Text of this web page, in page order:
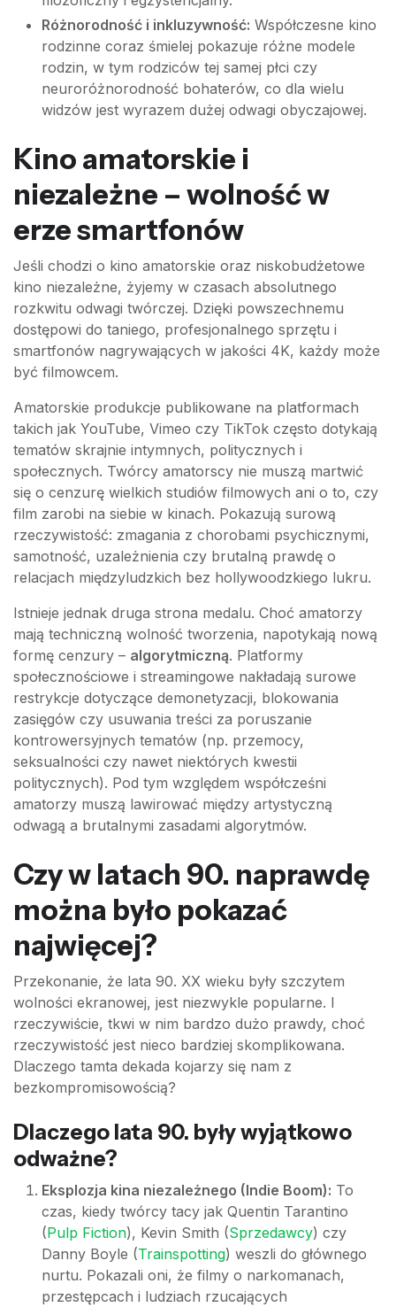
Różnorodność i inkluzywność: Współczesne kino
rodzinne coraz śmielej pokazuje różne modele
rodzin, w tym rodziców tej samej płci czy
neuroróżnorodność bohaterów, co dla wielu
widzów jest wyrazem dużej odwagi obyczajowej.
Kino amatorskie i
niezależne – wolność w
erze smartfonów
Jeśli chodzi o kino amatorskie oraz niskobudżetowe
kino niezależne, żyjemy w czasach absolutnego
rozkwitu odwagi twórczej. Dzięki powszechnemu
dostępowi do taniego, profesjonalnego sprzętu i
smartfonów nagrywających w jakości 4K, każdy może
być filmowcem.
Amatorskie produkcje publikowane na platformach
takich jak YouTube, Vimeo czy TikTok często dotykają
tematów skrajnie intymnych, politycznych i
społecznych. Twórcy amatorscy nie muszą martwić
się o cenzurę wielkich studiów filmowych ani o to, czy
film zarobi na siebie w kinach. Pokazują surową
rzeczywistość: zmagania z chorobami psychicznymi,
samotność, uzależnienia czy brutalną prawdę o
relacjach międzyludzkich bez hollywoodzkiego lukru.
Istnieje jednak druga strona medalu. Choć amatorzy
mają techniczną wolność tworzenia, napotykają nową
formę cenzury – algorytmiczną. Platformy
społecznościowe i streamingowe nakładają surowe
restrykcje dotyczące demonetyzacji, blokowania
zasięgów czy usuwania treści za poruszanie
kontrowersyjnych tematów (np. przemocy,
seksualności czy nawet niektórych kwestii
politycznych). Pod tym względem współcześni
amatorzy muszą lawirować między artystyczną
odwagą a brutalnymi zasadami algorytmów.
Czy w latach 90. naprawdę
można było pokazać
najwięcej?
Przekonanie, że lata 90. XX wieku były szczytem
wolności ekranowej, jest niezwykle popularne. I
rzeczywiście, tkwi w nim bardzo dużo prawdy, choć
rzeczywistość jest nieco bardziej skomplikowana.
Dlaczego tamta dekada kojarzy się nam z
bezkompromisowością?
Dlaczego lata 90. były wyjątkowo
odważne?
Eksplozja kina niezależnego (Indie Boom): To
czas, kiedy twórcy tacy jak Quentin Tarantino
(Pulp Fiction), Kevin Smith (Sprzedawcy) czy
Danny Boyle (Trainspotting) weszli do głównego
nurtu. Pokazali oni, że filmy o narkomanach,
przestępcach i ludziach rzucających